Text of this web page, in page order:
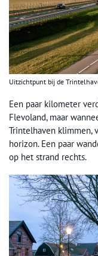
Uitzichtpunt bij de
Een paar kilometer
Flevoland, maar
Trintelhaven klimmen,
horizon. Een paar
op het strand rechts.